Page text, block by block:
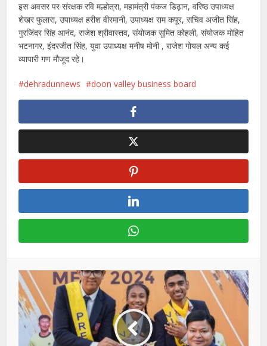
इस अवसर पर संरक्षक रवि मल्होत्रा, महामंत्री पंकज डिढ़ान, वरिष्ठ उपाध्यक्ष
शेखर फुलारा, उपाध्यक्ष हरीश वीरमानी, उपाध्यक्ष राम कपूर, सचिव अजीत सिंह,
गुरजिंदर सिंह आनंद, राजेश श्रीवास्तव, संयोजक सुमित कोहली, संयोजक मोहित
भटनागर, इंदरजीत सिंह, युवा उपाध्यक्ष मनीष मोनी , राजेश गोयल अन्य कई
व्यापारी गण मौजूद रहे।
dehradunnews doon valley business board